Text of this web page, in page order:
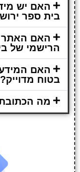
האם יש
בית ספר
האם האתר
הרישמי של
האם המידע
בטוח מדוייק?
מה הכתובת